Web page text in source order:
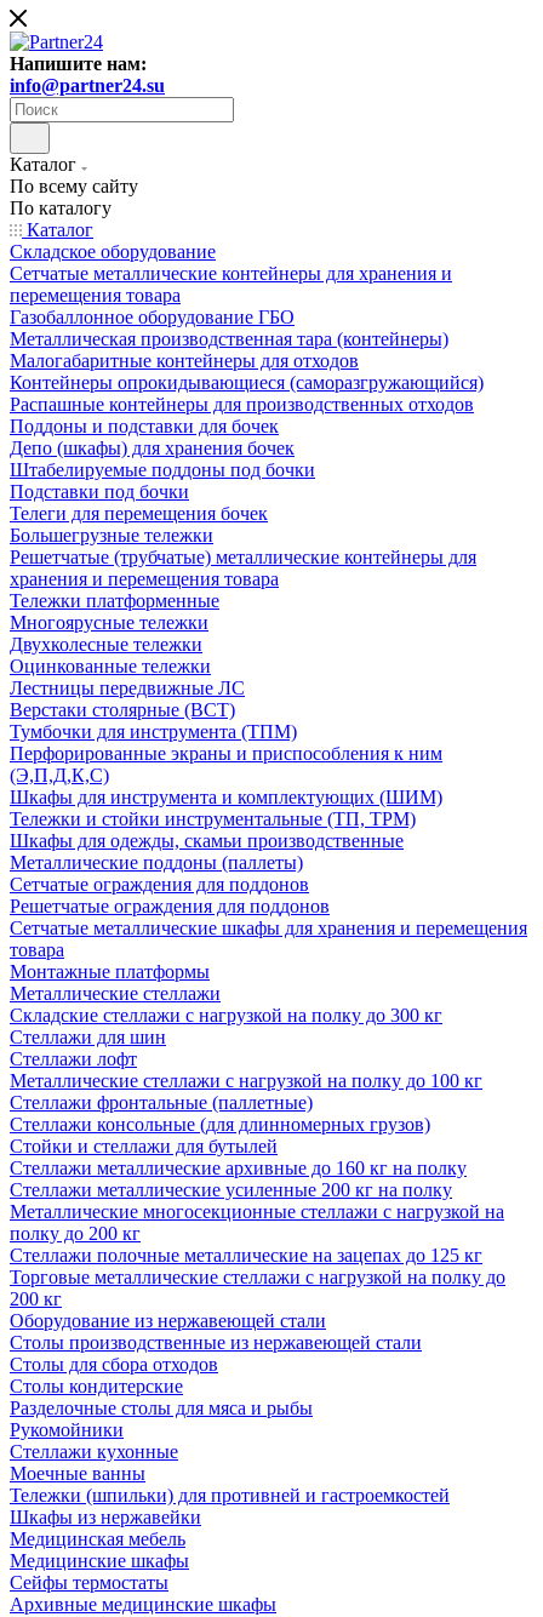
Напишите нам:
info@partner24.su
Каталог
По всему сайту
По каталогу
Каталог
Складское оборудование
Сетчатые металлические контейнеры для хранения и
перемещения товара
Газобаллонное оборудование ГБО
Металлическая производственная тара (контейнеры)
Малогабаритные контейнеры для отходов
Контейнеры опрокидывающиеся (саморазгружающийся)
Распашные контейнеры для производственных отходов
Поддоны и подставки для бочек
Депо (шкафы) для хранения бочек
Штабелируемые поддоны под бочки
Подставки под бочки
Телеги для перемещения бочек
Большегрузные тележки
Решетчатые (трубчатые) металлические контейнеры для
хранения и перемещения товара
Тележки платформенные
Многоярусные тележки
Двухколесные тележки
Оцинкованные тележки
Лестницы передвижные ЛС
Верстаки столярные (ВСТ)
Тумбочки для инструмента (ТПМ)
Перфорированные экраны и приспособления к ним
(Э,П,Д,К,С)
Шкафы для инструмента и комплектующих (ШИМ)
Тележки и стойки инструментальные (ТП, ТРМ)
Шкафы для одежды, скамьи производственные
Металлические поддоны (паллеты)
Сетчатые ограждения для поддонов
Решетчатые ограждения для поддонов
Сетчатые металлические шкафы для хранения и перемещения
товара
Монтажные платформы
Металлические стеллажи
Складские стеллажи с нагрузкой на полку до 300 кг
Стеллажи для шин
Стеллажи лофт
Металлические стеллажи с нагрузкой на полку до 100 кг
Стеллажи фронтальные (паллетные)
Стеллажи консольные (для длинномерных грузов)
Стойки и стеллажи для бутылей
Стеллажи металлические архивные до 160 кг на полку
Стеллажи металлические усиленные 200 кг на полку
Металлические многосекционные стеллажи с нагрузкой на
полку до 200 кг
Стеллажи полочные металлические на зацепах до 125 кг
Торговые металлические стеллажи с нагрузкой на полку до
200 кг
Оборудование из нержавеющей стали
Столы производственные из нержавеющей стали
Столы для сбора отходов
Столы кондитерские
Разделочные столы для мяса и рыбы
Рукомойники
Стеллажи кухонные
Моечные ванны
Тележки (шпильки) для противней и гастроемкостей
Шкафы из нержавейки
Медицинская мебель
Медицинские шкафы
Сейфы термостаты
Архивные медицинские шкафы